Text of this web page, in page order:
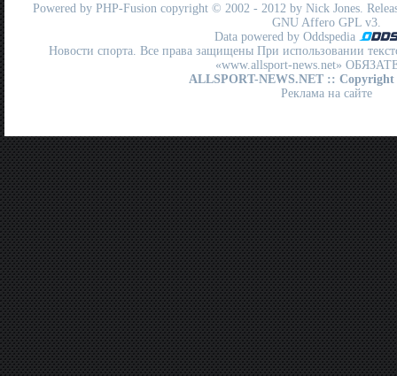
Powered by PHP-Fusion copyright © 2002 - 2012 by Nick Jones.
GNU Affero GPL v3.
Data powered by Oddspedia
Новости спорта. Все права защищены При использовании
«www.allsport-news.net»
ALLSPORT-NEWS.NET :: Copyright
Реклама на сайте